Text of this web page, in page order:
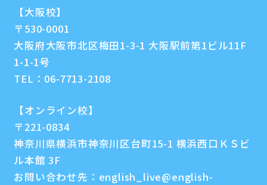
【大阪校】
〒530-0001
大阪府大阪市北区梅田1-3-1 大阪駅前第1ビル11F
1-1-1号
TEL： 06-7713-2108
【オンライン校】
〒221-0834
神奈川県横浜市神奈川区台町15-1 横浜西口ＫＳビ
ル本館 3F
お問い合わせ先： english_live@english-